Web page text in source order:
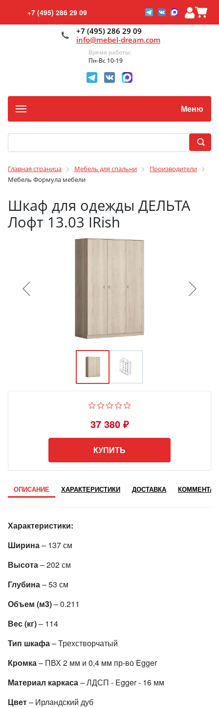
+7 (495) 286 29 09
+7 (495) 286 29 09
info@mebel-dream.com
Время работы:
Пн-Вс 10-19
Меню
Главная страница Мебель для спальни
Производители
Мебель Формула мебели
Шкаф для одежды ДЕЛЬТА
Лофт 13.03 IRish
37 380 ₽
КУПИТЬ
ОПИСАНИЕ ХАРАКТЕРИСТИКИ ДОСТАВКА
Характеристики:
Ширина– 137 см
Высота– 202 см
Глубина– 53 см
Объем (м3)– 0.211
Вес (кг)– 114
Тип шкафа– Трехстворчатый
Кромка– ПВХ 2 мм и 0,4 мм пр-во Egger
Материал каркаса– ЛДСП - Egger - 16 мм
Цвет– Ирландский дуб